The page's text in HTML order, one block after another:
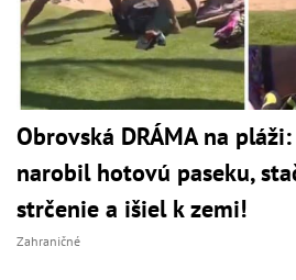
Obrovská DRÁMA na
narobil hotovú paseku,
strčenie a išiel k zemi!
Zahraničné